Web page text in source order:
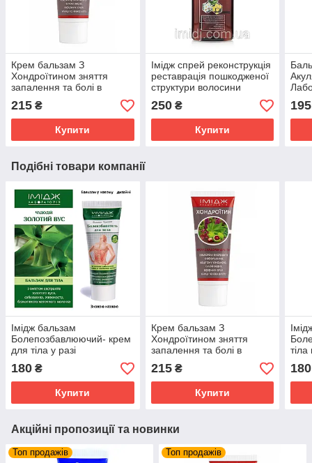
Крем бальзам З
Хондроїтином зняття
запалення та болі в
суглобах, м'язах і хребті
Імідж Лабораторія
215 ₴
Купити
Імідж спрей реконструкція
реставрація пошкодженої
структури волосини
250₴
Купити
195
Подібні товари компанії
Імідж бальзам
Болепозбавлюючий- крем
для тіла у разі
суглобах тиа м`язах.
180 ₴
Купити
Крем бальзам З
Хондроїтином зняття
запалення та болі в
суглобах, м'язах і хребті
Імідж Лабораторія
215₴
Купити
180
Акційні пропозиції та новинки
Топ продажів Топ продажів